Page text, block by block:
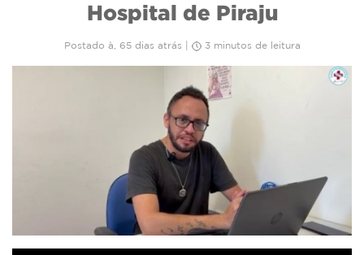
Hospital de Piraju
Postado à, 65 dias atrás | 3 minutos de leitura